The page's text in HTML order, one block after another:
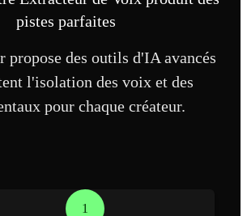
pistes parfaites
propose des outils d'IA avancés
l'isolation des voix et des
pour chaque créateur.
1